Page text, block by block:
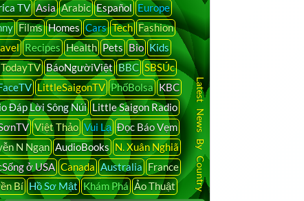
TV Asia Arabic Español Europe
Films Homes Cars Tech Fashion
Recipes Health Pets Bio Kids
BáoNgườiViệt BBC SBSÚc
LittleSaigonTV PhốBolsa KBC
Đáp Lời Sông Núi Little Saigon Radio
Việt Thảo Vui Lạ Đọc Báo Vẹm
N Ngạn AudioBooks N. Xuân Nghiã
ở USA Canada Australia France
Bí Hồ Sơ Mật Khám Phá Ảo Thuật Latest News By Country